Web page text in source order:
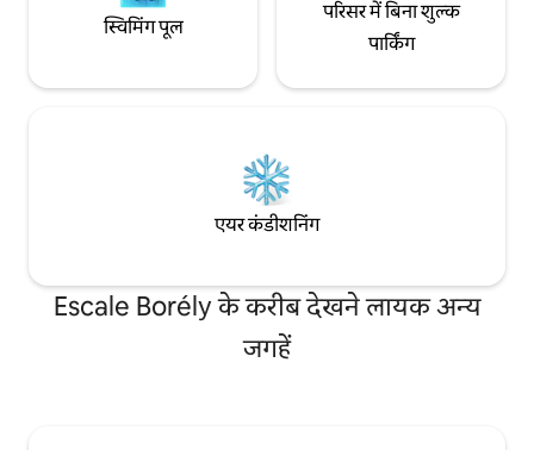
स्विमिंग पूल
परिसर में बिना शुल्क
पार्किंग
एयर कंडीशनिंग
Escale Borély के करीब देखने लायक अन्य
जगहें